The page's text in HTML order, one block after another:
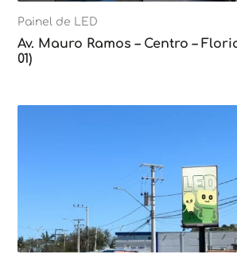
Painel de LED
Av. Mauro Ramos – Centro –
01)